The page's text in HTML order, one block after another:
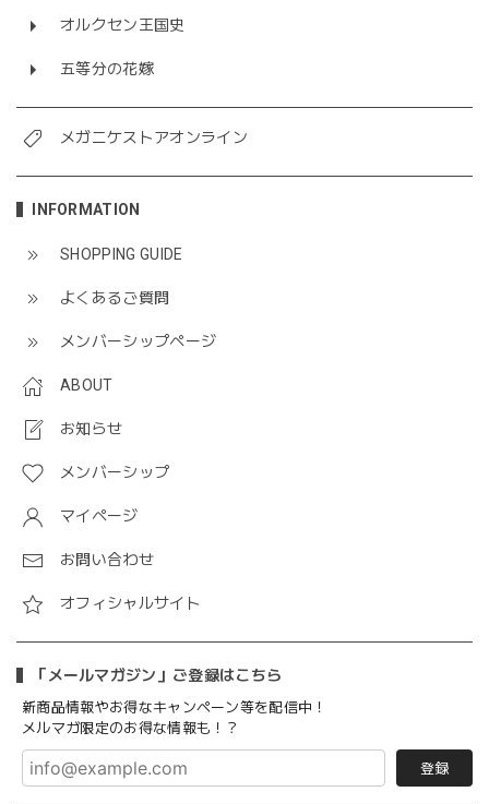
オルクセン王国史
五等分の花嫁
メガニケストアオンライン
INFORMATION
SHOPPING GUIDE
よくあるご質問
メンバーシップページ
ABOUT
お知らせ
メンバーシップ
マイページ
お問い合わせ
オフィシャルサイト
「メールマガジン」ご登録はこちら
新商品情報やお得なキャンペーン等を配信中！
メルマガ限定のお得な情報も！？
登録